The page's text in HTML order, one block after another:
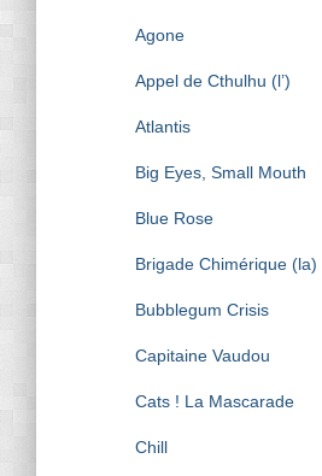
Agone
Appel de Cthulhu (l’)
Atlantis
Big Eyes, Small Mouth
Blue Rose
Brigade Chimérique (la)
Bubblegum Crisis
Capitaine Vaudou
Cats ! La Mascarade
Chill